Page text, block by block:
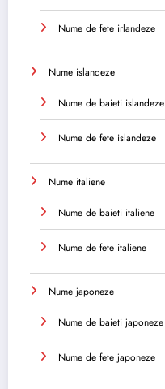
Nume de fete irlandeze
Nume islandeze
Nume de baieti islandeze
Nume de fete islandeze
Nume italiene
Nume de baieti italiene
Nume de fete italiene
Nume japoneze
Nume de baieti japoneze
Nume de fete japoneze